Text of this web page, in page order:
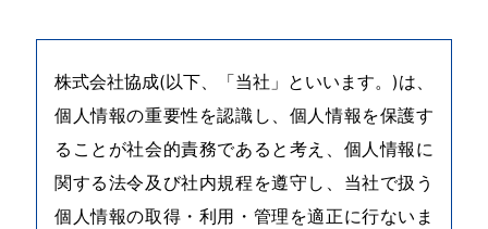
株式会社協成(以下、「当社」といいます。)は、
個人情報の重要性を認識し、個人情報を保護す
ることが社会的責務であると考え、個人情報に
関する法令及び社内規程を遵守し、当社で扱う
個人情報の取得・利用・管理を適正に行ないま